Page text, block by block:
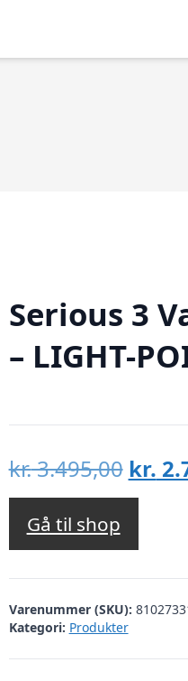
Serious 3
– LIGHT-
kr.3.495,00 Den
var:
kr.
kr.
Gå til shop
Varenummer (SKU):
Kategori: Produkter